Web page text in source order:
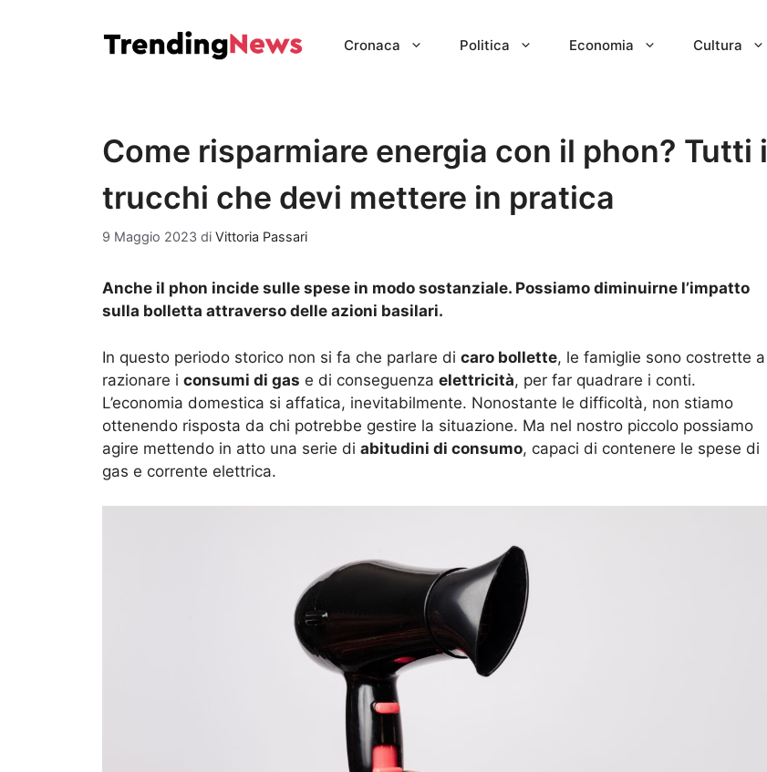
Cronaca Politica Economia Cultura
Come risparmiare energia con il phon? Tutti i
trucchi che devi mettere in pratica
9 Maggio 2023 di Vittoria Passari
Anche il phon incide sulle spese in modo sostanziale. Possiamo diminuirne l’impatto
sulla bolletta attraverso delle azioni basilari.
In questo periodo storico non si fa che parlare di caro bollette, le famiglie sono costrette a
razionare i consumi di gas e di conseguenza elettricità, per far quadrare i conti.
L’economia domestica si affatica, inevitabilmente. Nonostante le difficoltà, non stiamo
ottenendo risposta da chi potrebbe gestire la situazione. Ma nel nostro piccolo possiamo
agire mettendo in atto una serie di abitudini di consumo, capaci di contenere le spese di
gas e corrente elettrica.